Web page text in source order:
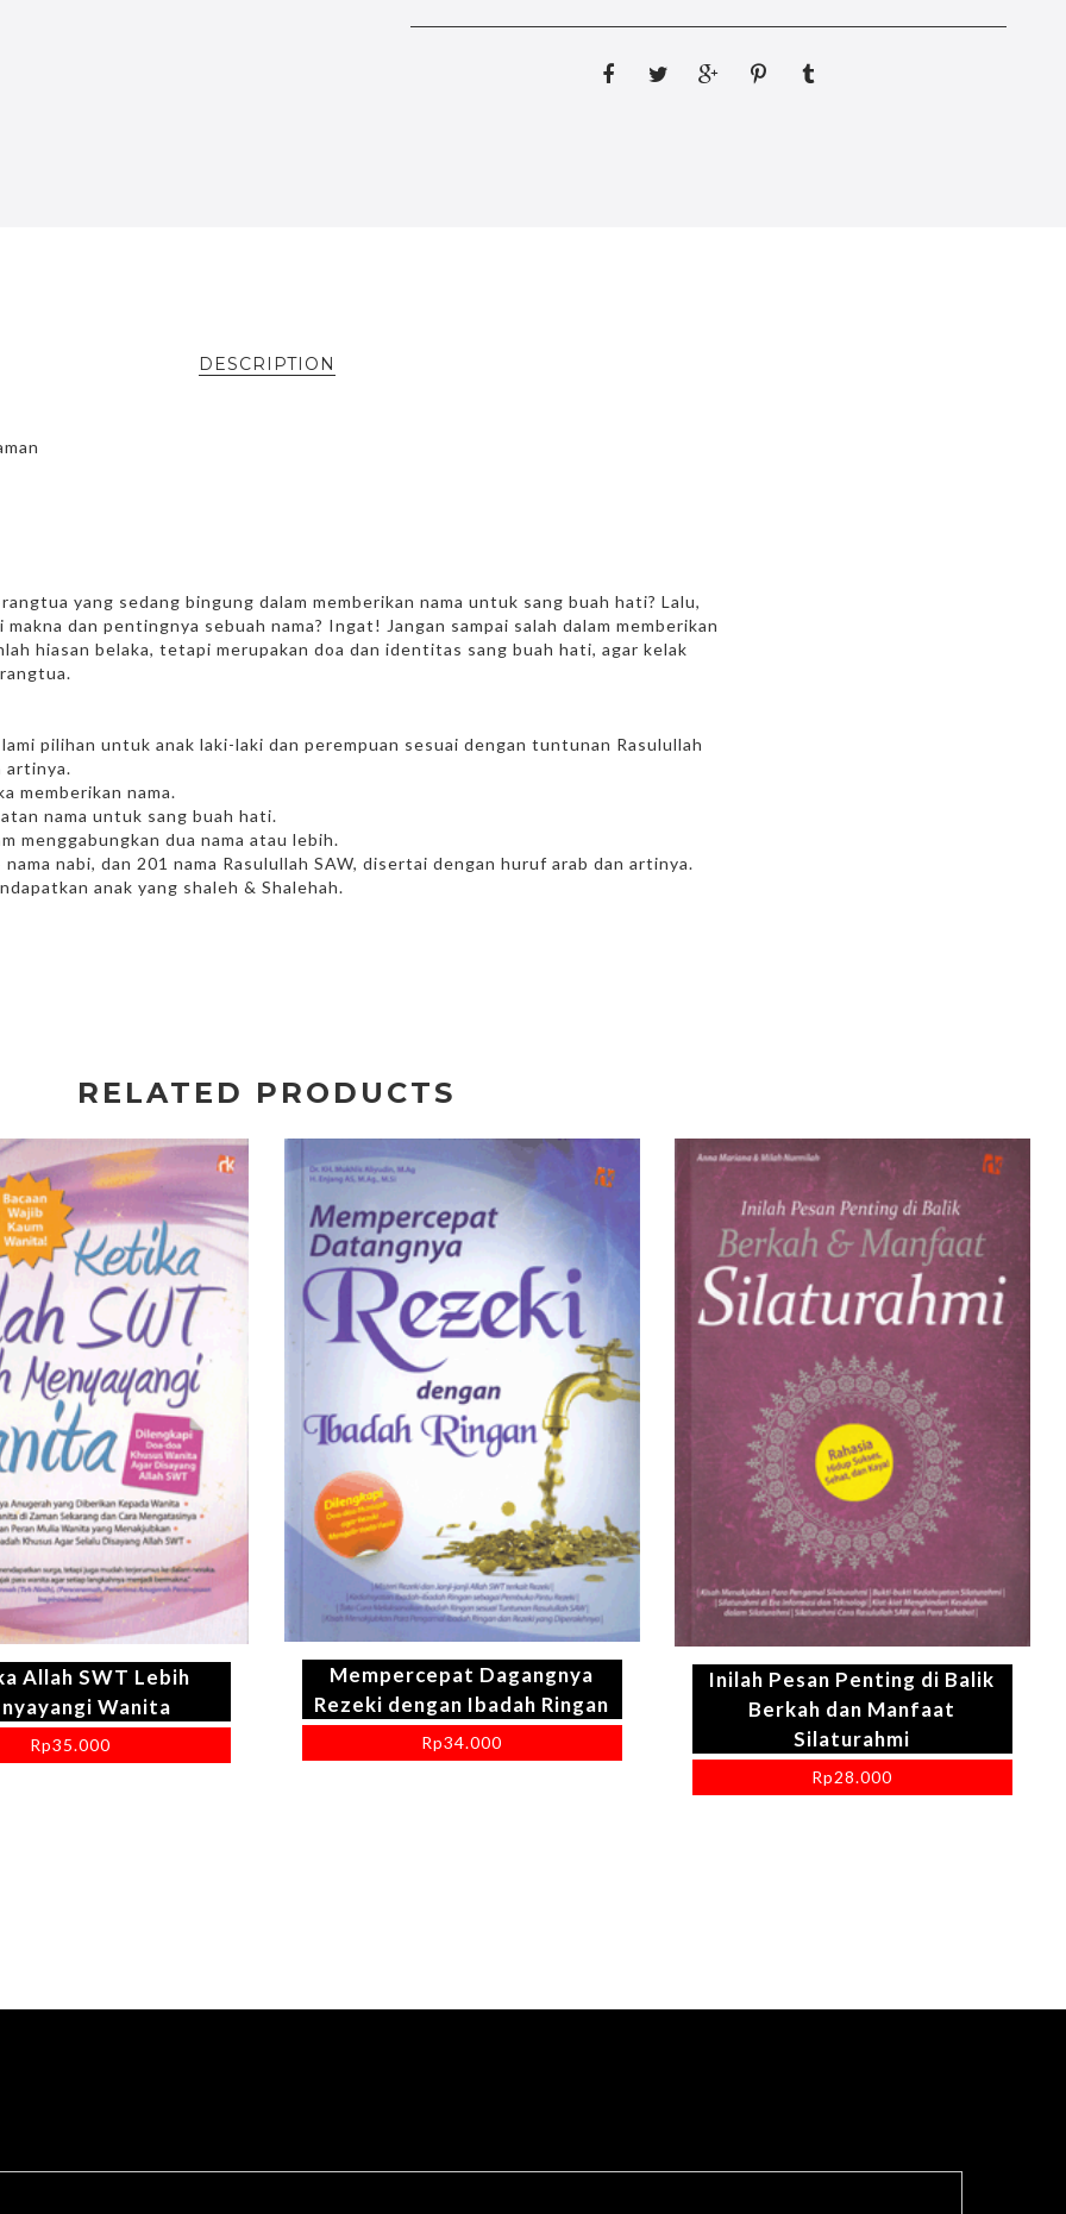
DESCRIPTION
yang sedang bingung dalam memberikan nama untuk sang buah hati? Lalu,
dan pentingnya sebuah nama? Ingat! Jangan sampai salah dalam memberikan
hiasan belaka, tetapi merupakan doa dan identitas sang buah hati, agar kelak
pilihan untuk anak laki-laki dan perempuan sesuai dengan tuntunan Rasulullah
artinya.
memberikan nama.
nama untuk sang buah hati.
menggabungkan dua nama atau lebih.
nama nabi, dan 201 nama Rasulullah SAW, disertai dengan huruf arab dan artinya.
anak yang shaleh & Shalehah.
RELATED PRODUCTS
Allah SWT Lebih
Wanita
Rp35.000
Mempercepat Dagangnya
Rezeki dengan Ibadah Ringan
Rp34.000
Inilah Pesan Penting di Balik
Berkah dan Manfaat
Silaturahmi
Rp28.000